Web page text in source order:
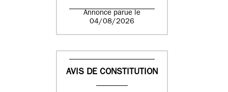
Annonce parue le
04/08/2026
AVIS DE CONSTITUTION